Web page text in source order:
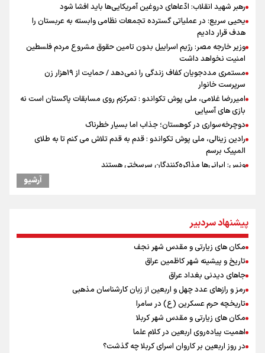
رهبر شهید انقلاب: ادّعاهای دروغین آمریکایی‌ها باید افشا شود
یحیی سریع: در عملیاتی گسترده تجمعات نظامی وابسته به عربستان را
هدف قرار دادیم
وزیر خارجه مصر: رژیم اسراییل بدون تامین حقوق مشروع مردم فلسطین
امنیت نخواهد داشت
مستمری مددجویان کفاف زندگی را نمی‌دهد / حمایت از ۱۹هزار زن‌
سرپرست خانوار
امیررضا غلامی، ملی پوش تکواندو : تمرکزم روی مسابقات پاکستان است نه
بازی های آسیایی
دوچرخه‌سواری در کوهستان؛ جذاب اما بسیار خطرناک
رادین زینالی، ملی پوش تکواندو : قدم به قدم تلاش می کنم تا به طلای
المپیک برسم
ونس: ایرانی‌ها مذاکره‌کنندگان سرسختی هستند
کانال ۱۴ رژیم اسرائیل: عوامل وابسته به ایران در خیابان‌های تل‌آویو قدم
ایران +نمودار
رئیس جمهور : فشار خارجی در دولت چهاردهم به بیشترین حد خود رسیده
پزشکیان : حدود ۷ هزار مگاوات نیروگاه پنل خورشیدی وارد مدار شده است
روایت پزشکیان از انحلال بانک آینده
شنیده شدن صدای ۲ انفجار در یک نفتکش در حال عبور از تنگه هرمز
اردوی تیم ملی تکواندو
توضیح دکتر پزشکیان درباره چرایی حذف ارز ترجیحی
رئیس جمهور : باید به سمتی برویم که یارانه‌های دهک‌های بالا کمتر و به
دهک‌های پایین پرداخت شود
پالایشگاه بزرگ نفت روسیه هدف حمله قرار گرفت
آرشیو
پیشنهاد سردبیر
مکان های زیارتی و مقدس شهر نجف
تاریخ و پیشینه شهر کاظمین عراق
جاهای دیدنی بغداد عراق
رمز و رازهای عدد چهل و اربعین از زبان کارشناسان مذهبی
تاریخچه حرم عسکرین (ع) در سامرا
مکان های زیارتی و مقدس شهر کربلا
اهمیت پیاده‌روی اربعین در کلام علما
در روز اربعین بر کاروان اسرای کربلا چه گذشت؟